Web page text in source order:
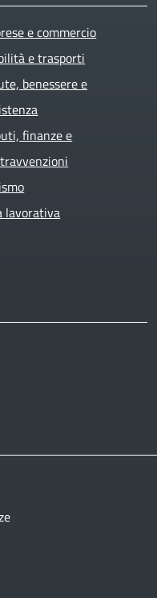
e commercio
e trasporti
benessere e
finanze e
lavorativa